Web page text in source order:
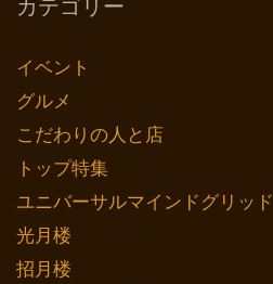
カテゴリー
イベント
グルメ
こだわりの人と店
トップ特集
ユニバーサルマインドグリッド
光月楼
招月楼